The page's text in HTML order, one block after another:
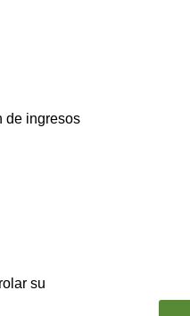
de ingresos
su